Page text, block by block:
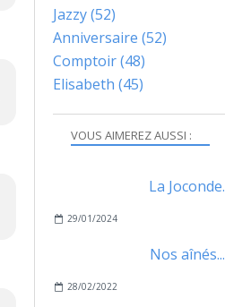
VOUS AIMEREZ AUSSI :
La Joconde.
29/01/2024
Nos aînés...
28/02/2022
Jazzy(52)
Anniversaire (52)
Comptoir(48)
Elisabeth (45)